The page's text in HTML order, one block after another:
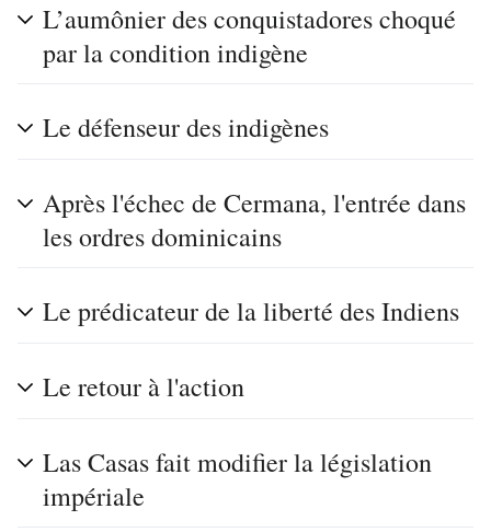
L’aumônier des conquistadores choqué
par la condition indigène
Le défenseur des indigènes
Après l'échec de Cermana, l'entrée dans
les ordres dominicains
Le prédicateur de la liberté des Indiens
Le retour à l'action
Las Casas fait modifier la législation
impériale